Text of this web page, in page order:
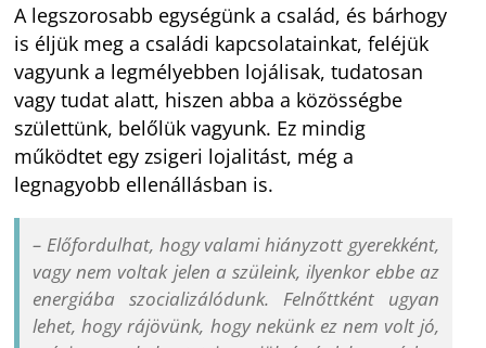
A legszorosabb egységünk a család, és bárhogy
is éljük meg a családi kapcsolatainkat, feléjük
vagyunk a legmélyebben lojálisak, tudatosan
vagy tudat alatt, hiszen abba a közösségbe
születtünk, belőlük vagyunk. Ez mindig
működtet egy zsigeri lojalitást, még a
legnagyobb ellenállásban is.
– Előfordulhat, hogy valami hiányzott gyerekként,
vagy nem voltak jelen a szüleink, ilyenkor ebbe az
energiába szocializálódunk. Felnőttként ugyan
lehet, hogy rájövünk, hogy nekünk ez nem volt jó,